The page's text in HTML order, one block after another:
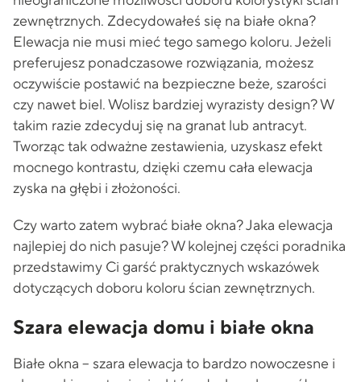
zewnętrznych. Zdecydowałeś się na białe okna?
Elewacja nie musi mieć tego samego koloru. Jeżeli
preferujesz ponadczasowe rozwiązania, możesz
oczywiście postawić na bezpieczne beże, szarości
czy nawet biel. Wolisz bardziej wyrazisty design? W
takim razie zdecyduj się na granat lub antracyt.
Tworząc tak odważne zestawienia, uzyskasz efekt
mocnego kontrastu, dzięki czemu cała elewacja
zyska na głębi i złożoności.
Czy warto zatem wybrać białe okna? Jaka elewacja
najlepiej do nich pasuje? W kolejnej części poradnika
przedstawimy Ci garść praktycznych wskazówek
dotyczących doboru koloru ścian zewnętrznych.
Szara elewacja domu i białe okna
Białe okna – szara elewacja to bardzo nowoczesne i